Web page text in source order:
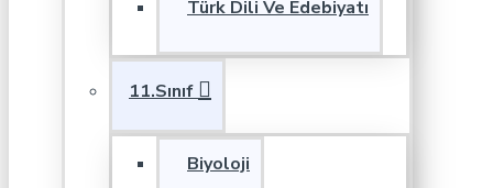
Türk Dili Ve Edebiyatı
11.Sınıf
Biyoloji